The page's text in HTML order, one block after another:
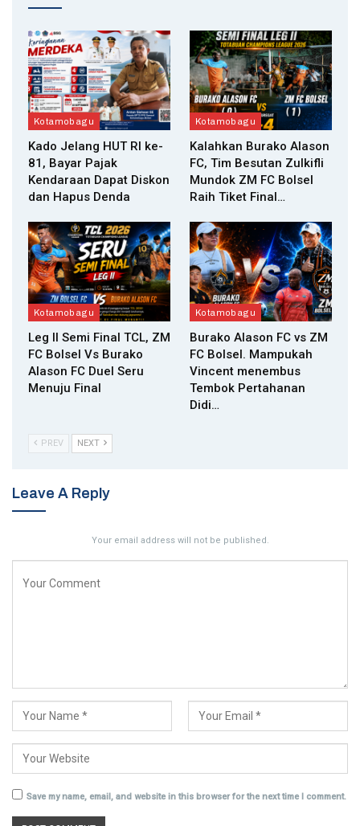
Kotamobagu
Kado Jelang HUT RI ke-
81, Bayar Pajak
Kendaraan Dapat Diskon
dan Hapus Denda
Kotamobagu
Kalahkan Burako Alason
FC, Tim Besutan Zulkifli
Mundok ZM FC Bolsel
Raih Tiket Final…
Kotamobagu
Leg II Semi Final TCL, ZM
FC Bolsel Vs Burako
Alason FC Duel Seru
Menuju Final
Kotamobagu
Burako Alason FC vs ZM
FC Bolsel. Mampukah
Vincent menembus
Tembok Pertahanan
Didi…
PREV NEXT
Leave A Reply
Your email address will not be published.
Save my name, email, and website in this browser for the next time I comment.